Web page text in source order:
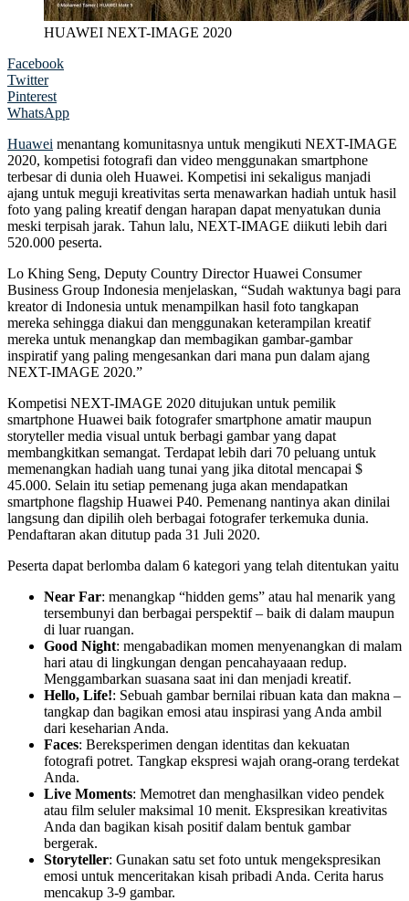
HUAWEI NEXT-IMAGE 2020
Facebook
Twitter
Pinterest
WhatsApp
Huawei menantang komunitasnya untuk mengikuti NEXT-IMAGE
2020, kompetisi fotografi dan video menggunakan smartphone
terbesar di dunia oleh Huawei. Kompetisi ini sekaligus manjadi
ajang untuk meguji kreativitas serta menawarkan hadiah untuk hasil
foto yang paling kreatif dengan harapan dapat menyatukan dunia
meski terpisah jarak. Tahun lalu, NEXT-IMAGE diikuti lebih dari
520.000 peserta.
Lo Khing Seng, Deputy Country Director Huawei Consumer
Business Group Indonesia menjelaskan, “Sudah waktunya bagi para
kreator di Indonesia untuk menampilkan hasil foto tangkapan
mereka sehingga diakui dan menggunakan keterampilan kreatif
mereka untuk menangkap dan membagikan gambar-gambar
inspiratif yang paling mengesankan dari mana pun dalam ajang
NEXT-IMAGE 2020.”
Kompetisi NEXT-IMAGE 2020 ditujukan untuk pemilik
smartphone Huawei baik fotografer smartphone amatir maupun
storyteller media visual untuk berbagi gambar yang dapat
membangkitkan semangat. Terdapat lebih dari 70 peluang untuk
memenangkan hadiah uang tunai yang jika ditotal mencapai $
45.000. Selain itu setiap pemenang juga akan mendapatkan
smartphone flagship Huawei P40. Pemenang nantinya akan dinilai
langsung dan dipilih oleh berbagai fotografer terkemuka dunia.
Pendaftaran akan ditutup pada 31 Juli 2020.
Peserta dapat berlomba dalam 6 kategori yang telah ditentukan yaitu
Near Far: menangkap “hidden gems” atau hal menarik yang
tersembunyi dan berbagai perspektif – baik di dalam maupun
di luar ruangan.
Good Night: mengabadikan momen menyenangkan di malam
hari atau di lingkungan dengan pencahayaaan redup.
Menggambarkan suasana saat ini dan menjadi kreatif.
Hello, Life!: Sebuah gambar bernilai ribuan kata dan makna –
tangkap dan bagikan emosi atau inspirasi yang Anda ambil
dari keseharian Anda.
Faces: Bereksperimen dengan identitas dan kekuatan
fotografi potret. Tangkap ekspresi wajah orang-orang terdekat
Anda.
Live Moments: Memotret dan menghasilkan video pendek
atau film seluler maksimal 10 menit. Ekspresikan kreativitas
Anda dan bagikan kisah positif dalam bentuk gambar
bergerak.
Storyteller: Gunakan satu set foto untuk mengekspresikan
emosi untuk menceritakan kisah pribadi Anda. Cerita harus
mencakup 3-9 gambar.